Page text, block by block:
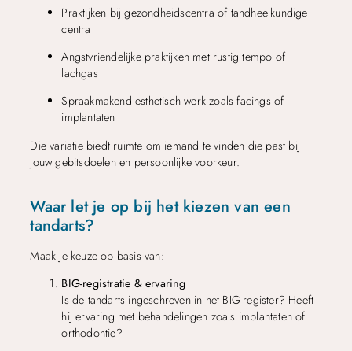
Praktijken bij gezondheidscentra of tandheelkundige
centra
Angstvriendelijke praktijken met rustig tempo of
lachgas
Spraakmakend esthetisch werk zoals facings of
implantaten
Die variatie biedt ruimte om iemand te vinden die past bij
jouw gebitsdoelen en persoonlijke voorkeur.
Waar let je op bij het kiezen van een
tandarts?
Maak je keuze op basis van:
BIG-registratie & ervaring
Is de tandarts ingeschreven in het BIG-register? Heeft
hij ervaring met behandelingen zoals implantaten of
orthodontie?